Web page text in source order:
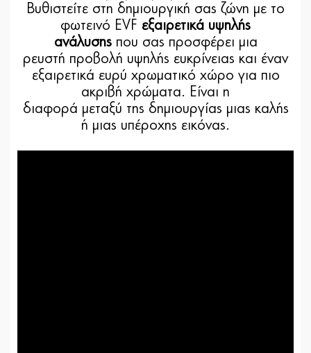
Βυθιστείτε στη δημιουργική σας ζώνη με το
φωτεινό EVF εξαιρετικά υψηλής
ανάλυσηςπου σας προσφέρει μια
ρευστή προβολή υψηλής ευκρίνειας και έναν
εξαιρετικά ευρύ χρωματικό χώρο για πιο
ακριβή χρώματα. Είναι η
διαφορά μεταξύ της δημιουργίας μιας καλής
ή μιας υπέροχης εικόνας.